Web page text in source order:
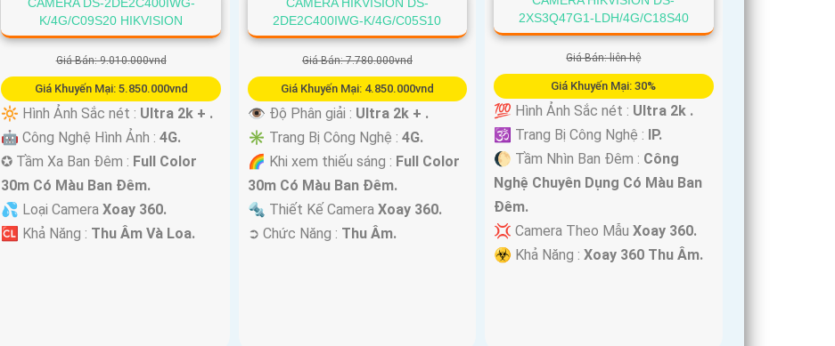
K/4G/C09S20 HIKVISION
Giá Bán: 9.010.000vnd
Giá Khuyến Mại: 5.850.000vnd
🔆 Hình Ảnh Sắc nét : Ultra 2k + .
🤖️ Công Nghệ Hình Ảnh :4G.
✪ Tầm Xa Ban Đêm : Full Color
30m Có Màu Ban Ðêm.
💦 Loại CameraXoay 360.
️🆑 Khả Năng : Thu Âm Và Loa.
2DE2C400IWG-K/4G/C05S10
Giá Bán: 7.780.000vnd
Giá Khuyến Mại: 4.850.000vnd
👁 Độ Phân giải : Ultra 2k + .
✳️ Trang Bị Công Nghệ : 4G.
🌈 Khi xem thiếu sáng : Full Color
30m Có Màu Ban Ðêm.
🔩 Thiết Kế Camera Xoay 360.
️➲ Chức Năng : Thu Âm.
2XS3Q47G1-LDH/4G/C18S40
Giá Bán: liên hệ
Giá Khuyến Mại: 30%
💯 Hình Ảnh Sắc nét : Ultra 2k .
🕉️ Trang Bị Công Nghệ :
IP.
🌔 Tầm Nhìn Ban Đêm : Công
Nghệ Chuyên Dụng Có Màu Ban
Đêm.
💢 Camera Theo MẫuXoay 360.
️☣️ Khả Năng :Xoay 360 Thu Âm.